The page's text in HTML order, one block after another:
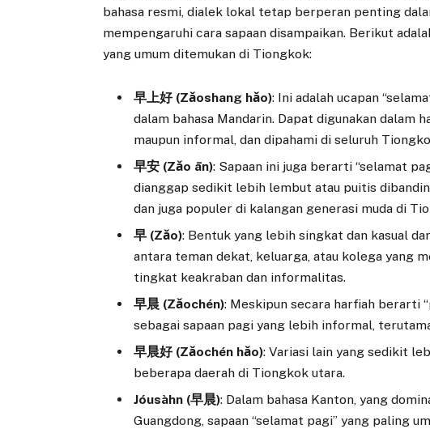
bahasa resmi, dialek lokal tetap berperan penting
mempengaruhi cara sapaan disampaikan. Berikut
yang umum ditemukan di Tiongkok:
早上好 (Zǎoshang hǎo): Ini adalah ucapan
dalam bahasa Mandarin. Dapat digunakan dalam
maupun informal, dan dipahami di seluruh
早安 (Zǎo ān): Sapaan ini juga berarti “selamat
dianggap sedikit lebih lembut atau puitis
dan juga populer di kalangan generasi muda di
早 (Zǎo): Bentuk yang lebih singkat dan kasual
antara teman dekat, keluarga, atau kolega yang
tingkat keakraban dan informalitas.
早晨 (Zǎochén): Meskipun secara harfiah berarti
sebagai sapaan pagi yang lebih informal,
早晨好 (Zǎochén hǎo): Variasi lain yang sedikit
beberapa daerah di Tiongkok utara.
Jóusàhn (早晨): Dalam bahasa Kanton, yang
Guangdong, sapaan “selamat pagi” yang paling